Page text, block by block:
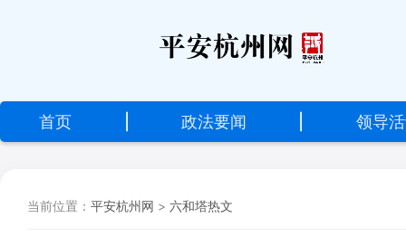
首
页
首页 政法要闻 领导
当前位置： 平安杭州网 > 六和塔热文